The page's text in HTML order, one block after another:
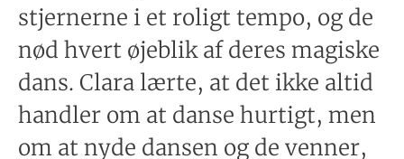
stjernerne i et roligt tempo, og de
nød hvert øjeblik af deres magiske
dans. Clara lærte, at det ikke altid
handler om at danse hurtigt, men
om at nyde dansen og de venner,